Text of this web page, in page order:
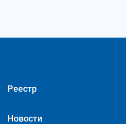
Реестр
Новости